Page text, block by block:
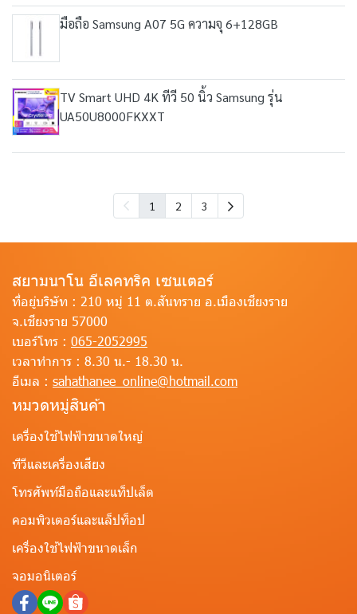
มือถือ Samsung A07 5G ความจุ 6+128GB
TV Smart UHD 4K ทีวี 50 นิ้ว Samsung รุ่น
UA50U8000FKXXT
1 2 3
สยามนาโน อีเลคทริค เซนเตอร์
ที่อยู่บริษัท : 210 หมู่ 11 ต.สันทราย อ.เมืองเชียงราย
จ.เชียงราย 57000
เบอร์โทร : 065-2052995
เวลาทำการ : 8.30 น.- 18.30 น.
อีเมล : sahathanee_online@hotmail.com
หมวดหมู่สินค้า
เครื่องใช้ไฟฟ้าขนาดใหญ่
ทีวีและเครื่องเสียง
โทรศัพท์มือถือและแท็ปเล็ต
คอมพิวเตอร์และแล็ปท็อป
เครื่องใช้ไฟฟ้าขนาดเล็ก
จอมอนิเตอร์